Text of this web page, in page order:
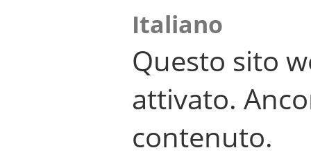
Italiano
Questo sito
attivato.
contenuto.